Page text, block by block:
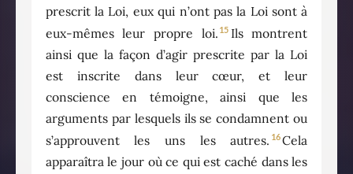
prescrit la Loi, eux qui n’ont pas la Loi sont à
eux-mêmes leur propre loi. 15 Ils montrent
ainsi que la façon d’agir prescrite par la Loi
est inscrite dans leur cœur, et leur
conscience en témoigne, ainsi que les
arguments par lesquels ils se condamnent ou
s’approuvent les uns les autres. 16Cela
apparaîtra le jour où ce qui est caché dans les